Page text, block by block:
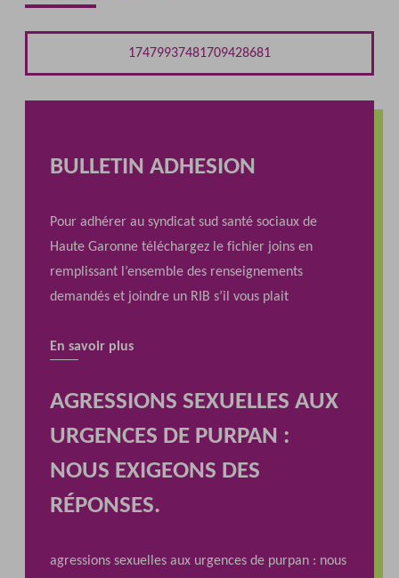
17479937481709428681
BULLETIN ADHESION
Pour adhérer au syndicat sud santé sociaux de
Haute Garonne téléchargez le fichier joins en
remplissant l’ensemble des renseignements
demandés et joindre un RIB s’il vous plait
En savoir plus
AGRESSIONS SEXUELLES AUX
URGENCES DE PURPAN :
NOUS EXIGEONS DES
RÉPONSES.
agressions sexuelles aux urgences de purpan : nous